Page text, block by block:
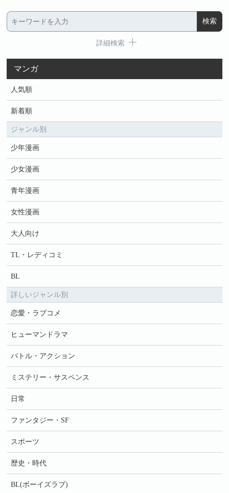
詳細検索
マンガ
人気順
新着順
ジャンル別
少年漫画
少女漫画
青年漫画
女性漫画
大人向け
TL・レディコミ
BL
詳しいジャンル別
恋愛・ラブコメ
ヒューマンドラマ
バトル・アクション
ミステリー・サスペンス
日常
ファンタジー・SF
スポーツ
歴史・時代
BL(ボーイズラブ)